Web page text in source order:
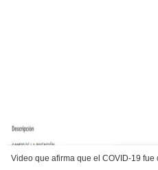
Video que afirma que el COVID-19